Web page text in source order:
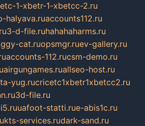
1-xbetr-1-xbetcc-2.ru
halyava.ruaccounts112.ru
3-d-file.ruhahahaharms.ru
cat.ruopsmgr.ruev-gallery.ru
accounts-112.rucsm-demo.ru
airgungames.ruallseo-host.ru
yug.rucricetc1xbetr1xbetcc2.ru
3d-file.ru
uafoot-statti.rue-abis1c.ru
kts-services.rudark-sand.ru